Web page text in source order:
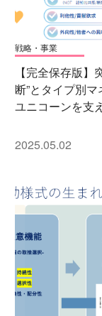
戦略・事業
【完全保存版】
断”とタイプ別
ユニコーンを支
2025.05.02